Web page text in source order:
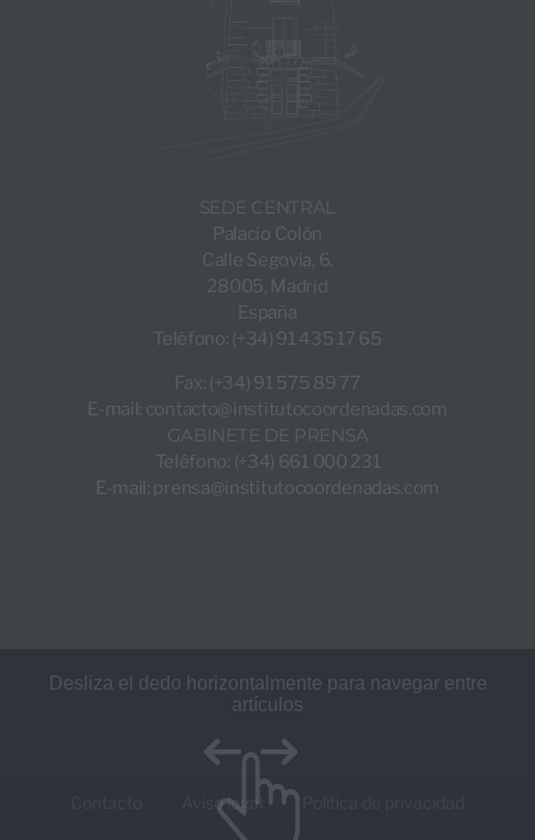
SEDE CENTRAL
Palacio Colón
Calle Segovia, 6.
28005, Madrid
España
Teléfono: (+34) 91 435 17 65
Fax: (+34) 91 575 89 77
E-mail: contacto@institutocoordenadas.com
GABINETE DE PRENSA
Teléfono: (+34) 661 000 231
E-mail: prensa@institutocoordenadas.com
Aviso legal